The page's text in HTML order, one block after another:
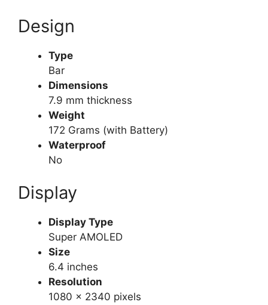
Design
Type
Bar
Dimensions
7.9 mm thickness
Weight
172 Grams (with Battery)
Waterproof
No
Display
Display Type
Super AMOLED
Size
6.4 inches
Resolution
1080 x 2340 pixels